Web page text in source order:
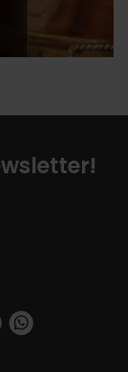
user/
company/turismo-valencia/
https://api.whatsapp.com/send/